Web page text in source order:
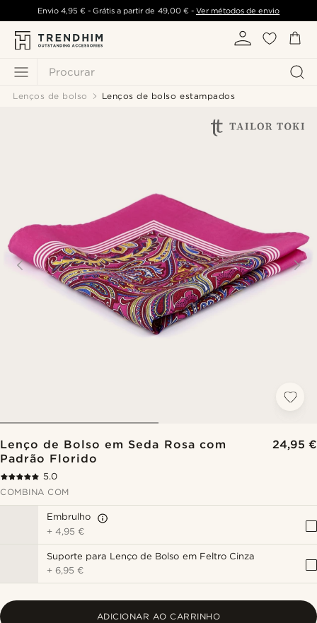
Procurar
Envio 4,95 €- Grátis a partir de 49,00 €- Ver métodos de envio
Lenços de bolso Lenços de bolso estampados
Lenço de Bolso em Seda Rosa com
Padrão Florido
24,95 €
5.0
COMBINA COM
Embrulho
+4,95 €
Suporte para Lenço de Bolso em Feltro Cinza
+6,95 €
ADICIONAR AO CARRINHO